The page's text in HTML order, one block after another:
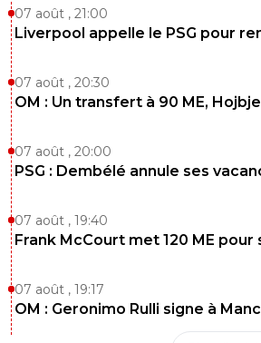
1 Répondre
Comme dit il y a quelques jours
en A mérique latine elle en est la
JuniIsBack 07 juillet 2026 à 9:10 +1248
Il y en a qui n'ont honte de rien
d'être ridicule devant la planète
dijaya 07 juillet 2026 à 9:02 +2161
c est quoi cette connasse! j
07 août , 21:00
Liverpool appelle le PSG pour
07 août , 20:30
OM : Un transfert à 90 ME,
07 août , 20:00
PSG : Dembélé annule ses
07 août , 19:40
Frank McCourt met 120 ME pour
07 août , 19:17
OM : Geronimo Rulli signe à